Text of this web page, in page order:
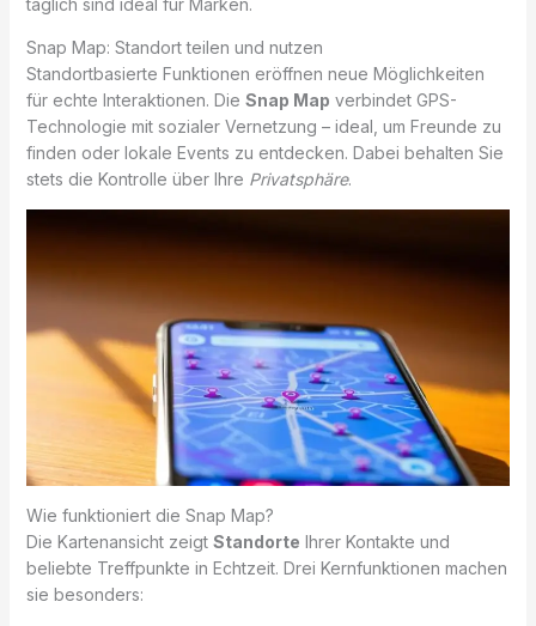
Snap Map: Standort teilen und nutzen
Standortbasierte Funktionen eröffnen neue Möglichkeiten
für echte Interaktionen. Die Snap Map verbindet GPS-
Technologie mit sozialer Vernetzung – ideal, um Freunde zu
finden oder lokale Events zu entdecken. Dabei behalten Sie
stets die Kontrolle über Ihre Privatsphäre.
Wie funktioniert die Snap Map?
Die Kartenansicht zeigt Standorte Ihrer Kontakte und
beliebte Treffpunkte in Echtzeit. Drei Kernfunktionen machen
sie besonders: